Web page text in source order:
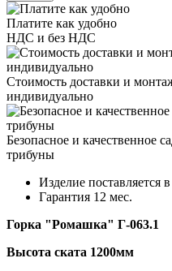
Платите как удобно
НДС и без НДС
Стоимость доставки и
индивидуально
Безопасное и качественное
трибуны
Изделие поставляется
Гарантия 12 мес.
Горка "Ромашка" Г-063.1
Высота ската 1200мм